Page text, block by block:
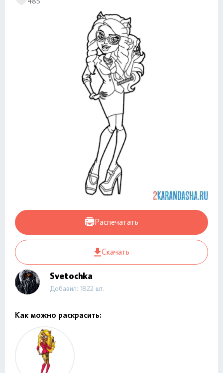
Распечатать
Скачать
Svetochka
Добавил: 1822 шт.
Как можно раскрасить: